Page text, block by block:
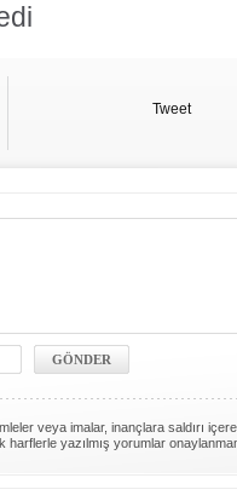
Tweet
veya imalar, inançlara saldırı
yazılmış yorumlar